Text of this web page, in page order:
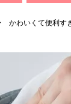
かわいくて便利す